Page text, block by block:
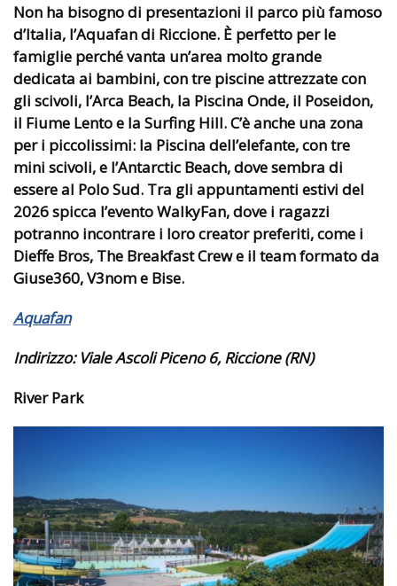
Non ha bisogno di presentazioni il parco più famoso
d’Italia, l’Aquafan di Riccione. È perfetto per le
famiglie perché vanta un’area molto grande
dedicata ai bambini, con tre piscine attrezzate con
gli scivoli, l’Arca Beach, la Piscina Onde, il Poseidon,
il Fiume Lento e la Surfing Hill. C’è anche una zona
per i piccolissimi: la Piscina dell’elefante, con tre
mini scivoli, e l’Antarctic Beach, dove sembra di
essere al Polo Sud. Tra gli appuntamenti estivi del
2026 spicca l’evento WalkyFan, dove i ragazzi
potranno incontrare i loro creator preferiti, come i
Dieffe Bros, The Breakfast Crew e il team formato da
Giuse360, V3nom e Bise.
Aquafan
Indirizzo:Viale Ascoli Piceno 6, Riccione (RN)
River Park